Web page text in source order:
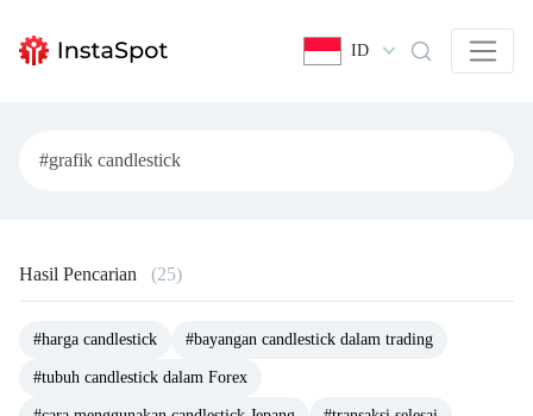
ID
Hasil Pencarian (25)
#harga candlestick #bayangan candlestick dalam trading
#tubuh candlestick dalam Forex